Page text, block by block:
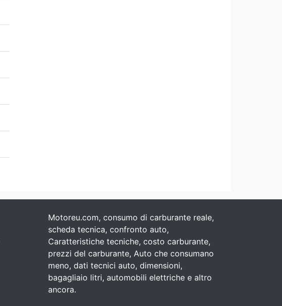
Motoreu.com, consumo di carburante reale,
scheda tecnica, confronto auto,
Caratteristiche tecniche, costo carburante,
prezzi del carburante, Auto che consumano
meno, dati tecnici auto, dimensioni,
bagagliaio litri, automobili elettriche e altro
ancora.